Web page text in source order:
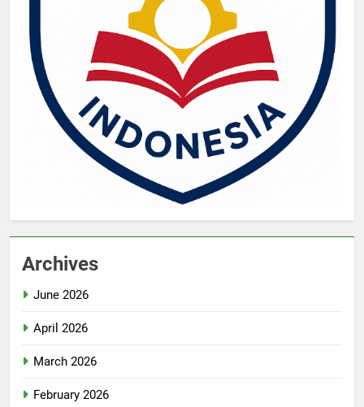
Archives
June 2026
April 2026
March 2026
February 2026